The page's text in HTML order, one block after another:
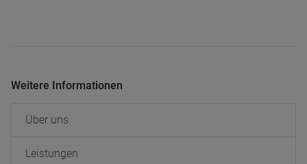
Weitere Informationen
Über uns
Leistungen